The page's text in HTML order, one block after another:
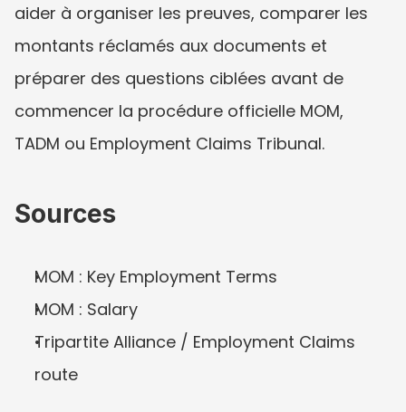
aider à organiser les preuves, comparer les
montants réclamés aux documents et
préparer des questions ciblées avant de
commencer la procédure officielle MOM,
TADM ou Employment Claims Tribunal.
Sources
MOM : Key Employment Terms
MOM : Salary
Tripartite Alliance / Employment Claims
route